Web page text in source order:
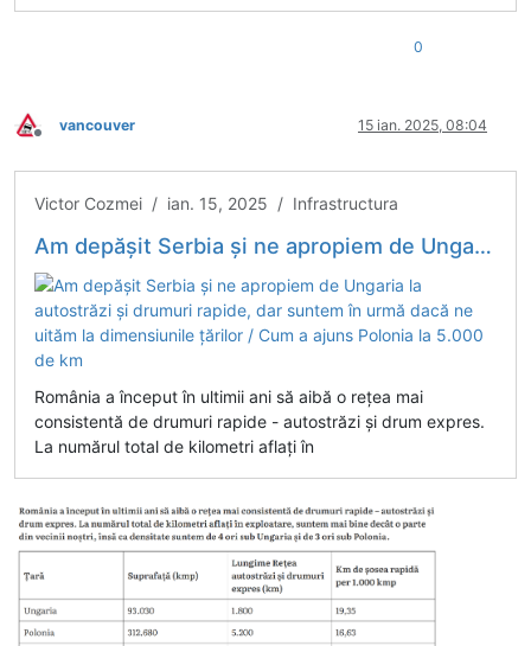
0
Deconectat
vancouver 15 ian. 2025, 08:04
Victor Cozmei / ian. 15, 2025 / Infrastructura
Am depășit Serbia și ne apropiem de Ungaria la autostrăzi și drumuri rapide, dar suntem în urmă dacă ne uităm la dimensiunile țărilor / Cum a ajuns Polonia la 5.000 de km
România a început în ultimii ani să aibă o rețea mai
consistentă de drumuri rapide - autostrăzi și drum expres.
La numărul total de kilometri aflați în